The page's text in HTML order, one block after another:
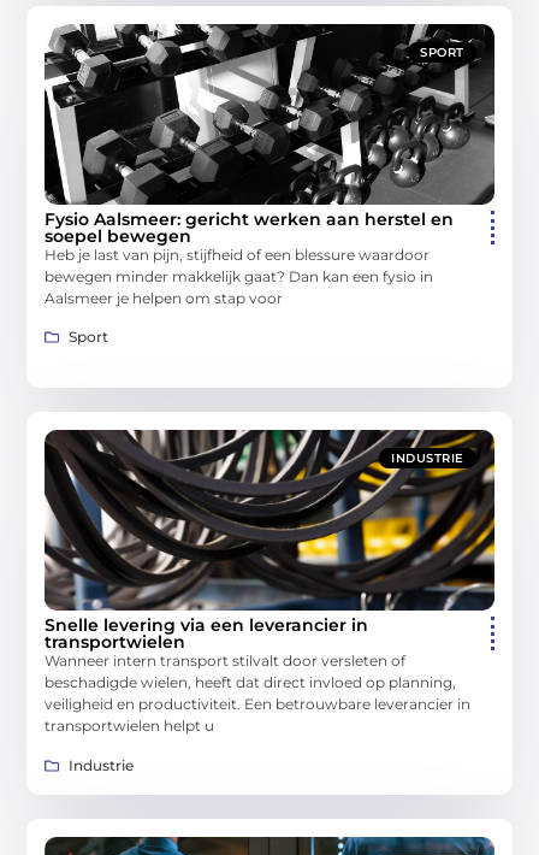
SPORT
Fysio Aalsmeer: gericht werken aan herstel en
soepel bewegen
Heb je last van pijn, stijfheid of een blessure waardoor
bewegen minder makkelijk gaat? Dan kan een fysio in
Aalsmeer je helpen om stap voor
Sport
INDUSTRIE
Snelle levering via een leverancier in
transportwielen
Wanneer intern transport stilvalt door versleten of
beschadigde wielen, heeft dat direct invloed op planning,
veiligheid en productiviteit. Een betrouwbare leverancier in
transportwielen helpt u
Industrie